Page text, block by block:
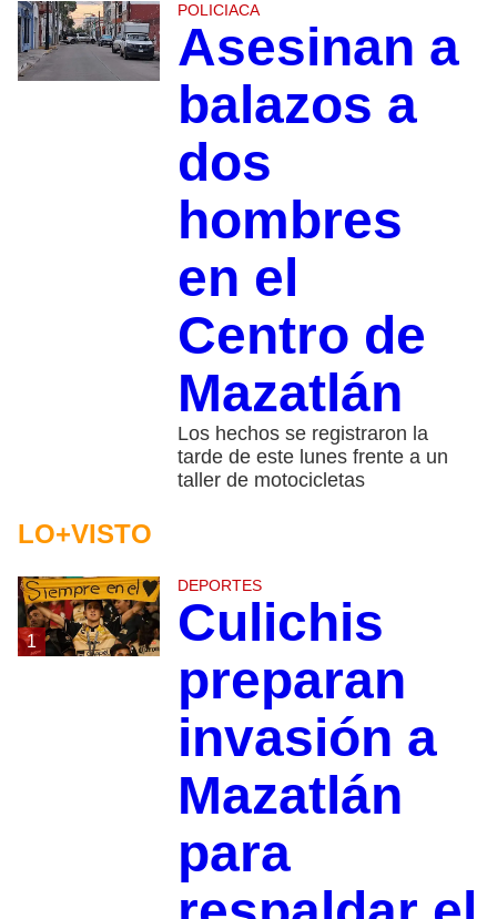
POLICIACA
Asesinan a
balazos a
dos
hombres
en el
Centro de
Mazatlán
Los hechos se registraron la
tarde de este lunes frente a un
taller de motocicletas
LO+VISTO
1
DEPORTES
Culichis
preparan
invasión a
Mazatlán
para